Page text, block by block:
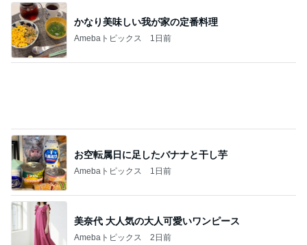
美奈代 大人気の大人可愛いワンピース
Amebaトピックス 2日前
原田龍二 突然姿を現したキジに感激